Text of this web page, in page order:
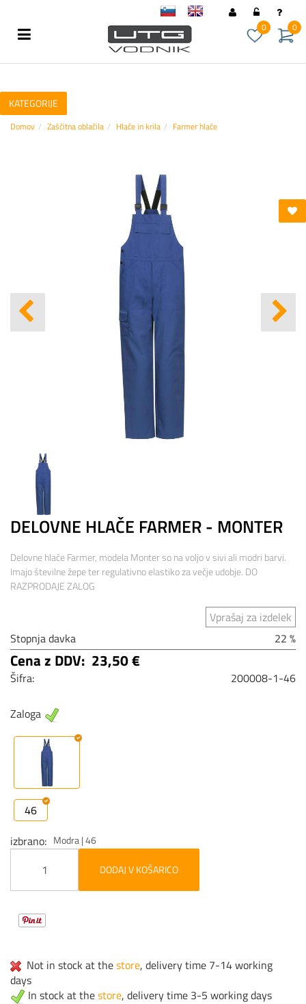
0
0
KATEGORIJE
Domov Zaščitna oblačila Hlače in krila Farmer hlače
DELOVNE HLAČE FARMER - MONTER
Delovne hlače Farmer, modela Monter so na voljo v sivi ali modri barvi.
Imajo številne žepe ter regulativno elastiko za večje udobje. DO
RAZPRODAJE ZALOG
Vprašaj za izdelek
Stopnja davka
22 %
Cena z DDV: 23,50 €
Šifra: 200008-1-46
Zaloga
46
izbrano
Modra | 46
DODAJ V KOŠARICO
Not in stock at thestore, delivery time 7-14 working
days
In stock at thestore, delivery time 3-5 working days